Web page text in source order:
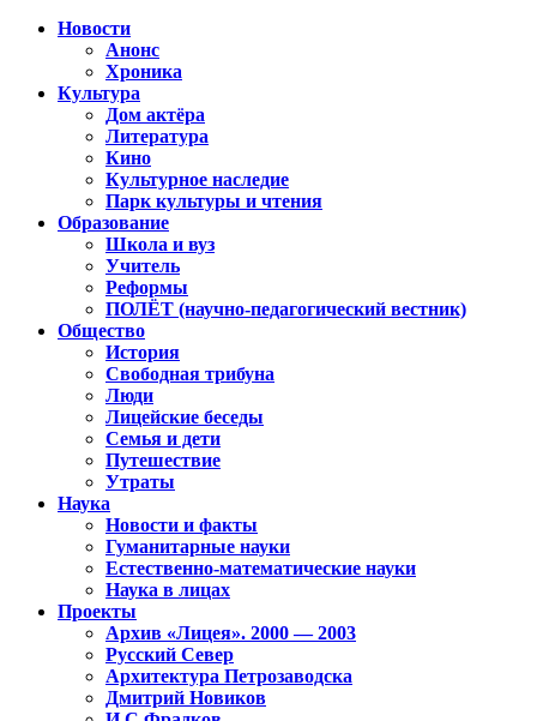
Новости
Анонс
Хроника
Культура
Дом актёра
Литература
Кино
Культурное наследие
Парк культуры и чтения
Образование
Школа и вуз
Учитель
Реформы
ПОЛЁТ (научно-педагогический вестник)
Общество
История
Свободная трибуна
Люди
Лицейские беседы
Семья и дети
Путешествие
Утраты
Наука
Новости и факты
Гуманитарные науки
Естественно-математические науки
Наука в лицах
Проекты
Архив «Лицея». 2000 — 2003
Русский Север
Архитектура Петрозаводска
Дмитрий Новиков